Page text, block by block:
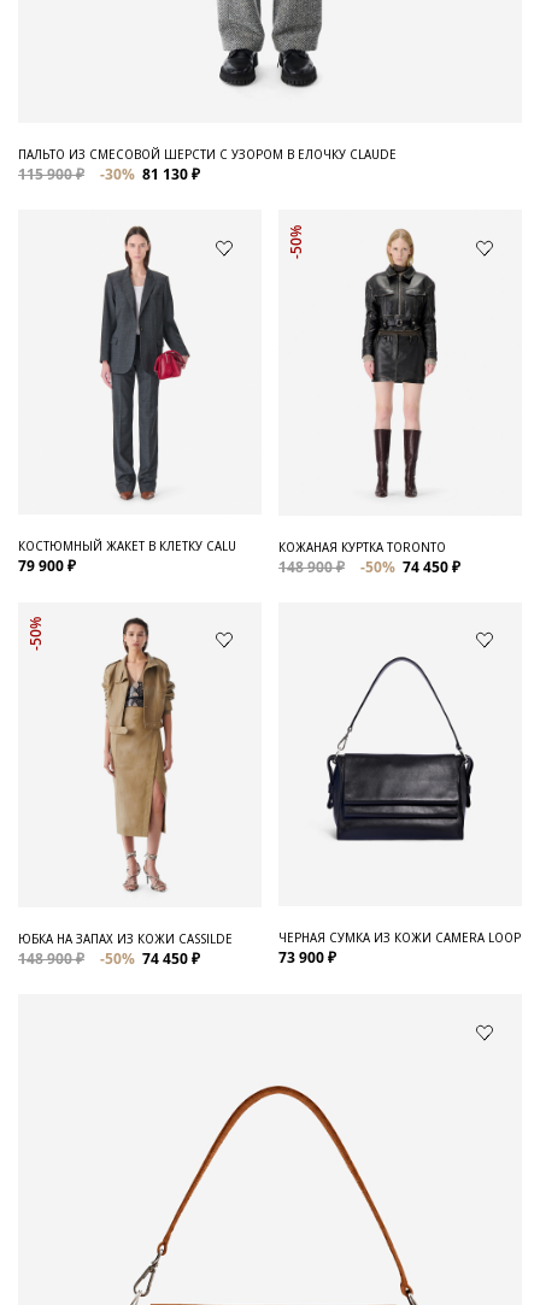
ПАЛЬТО ИЗ СМЕСОВОЙ ШЕРСТИ С УЗОРОМ В ЕЛОЧКУ CLAUDE
115 900 ₽ -30% 81 130 ₽
КОСТЮМНЫЙ ЖАКЕТ В КЛЕТКУ CALU
79 900 ₽
-50%
КОЖАНАЯ КУРТКА TORONTO
148 900 ₽ -50% 74 450 ₽
-50%
ЮБКА НА ЗАПАХ ИЗ КОЖИ CASSILDE
148 900 ₽ -50% 74 450 ₽
ЧЕРНАЯ СУМКА ИЗ КОЖИ CAMERA LOOP
73 900 ₽